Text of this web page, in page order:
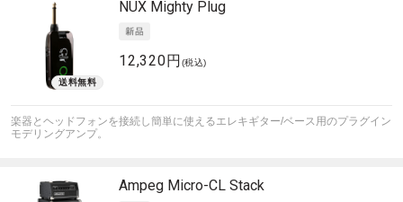
NUX Mighty Plug
12,320円 (税込)
楽器とヘッドフォンを接続し簡単に使えるエレキギター/ベース用のプラグイン
モデリングアンプ。
Ampeg Micro-CL Stack